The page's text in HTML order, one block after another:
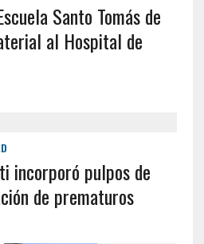
Santo Tomás de
al Hospital de
incorporó pulpos de
de prematuros